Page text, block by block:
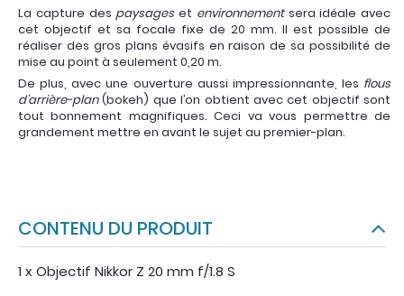
La capture des paysageset environnementsera idéale avec
cet objectif et sa focale fixe de 20 mm. Il est possible de
réaliser des gros plans évasifs en raison de sa possibilité de
mise au point à seulement 0,20 m.
De plus, avec une ouverture aussi impressionnante, les flous
d’arrière-plan(bokeh) que l’on obtient avec cet objectif sont
tout bonnement magnifiques. Ceci va vous permettre de
grandement mettre en avant le sujet au premier-plan.
CONTENU DU PRODUIT
1 x Objectif Nikkor Z 20 mm f/1.8 S